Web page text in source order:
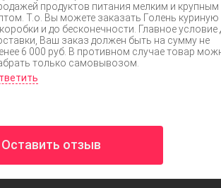
продуктов питания мелким и крупным
Т.о. Вы можете заказать Голень куриную
и до бесконечности. Главное условие
Ваш заказ должен быть на сумму не
6 000 руб. В противном случае товар
только самовывозом.
Оставить отзыв